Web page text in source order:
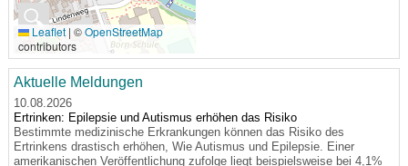
🔍
Leaflet | ©OpenStreetMap
contributors
Aktuelle Meldungen
10.08.2026
Ertrinken: Epilepsie und Autismus erhöhen das Risiko
Bestimmte medizinische Erkrankungen können das Risiko des
Ertrinkens drastisch erhöhen, Wie Autismus und Epilepsie. Einer
amerikanischen Veröffentlichung zufolge liegt beispielsweise bei 4,1%